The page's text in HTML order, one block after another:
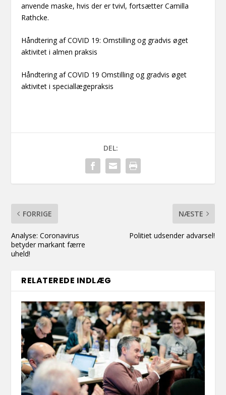
anvende maske, hvis der er tvivl, fortsætter Camilla
Rathcke.
Håndtering af COVID 19: Omstilling og gradvis øget
aktivitet i almen praksis
Håndtering af COVID 19 Omstilling og gradvis øget
aktivitet i speciallægepraksis
DEL:
FORRIGE
Analyse: Coronavirus
betyder markant færre
uheld!
NÆSTE
Politiet udsender advarsel!
RELATEREDE INDLÆG